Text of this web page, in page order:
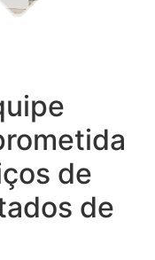
de
de